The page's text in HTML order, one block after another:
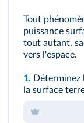
Tout
puissance
tout autant,
vers l'espace.
1. Déterminez
la surface